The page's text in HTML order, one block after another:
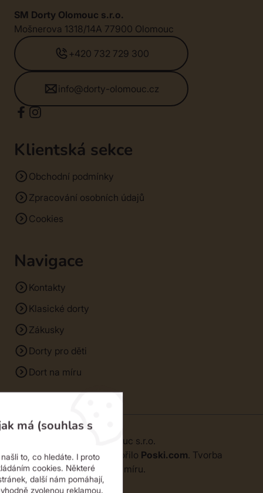
SM Dorty Olomouc s.r.o.
Mošnerova 1318/14A 77900 Olomouc
+420 732 729 300
info@dorty-olomouc.cz
Klientská sekce
Obchodní podmínky
Zpracování osobních údajů
Cookies
Navigace
Kontakty
Klasické dorty
Zákusky
Dorty pro děti
Dort na míru
© 2026 | SM Dorty Olomouc s.r.o.
Webové stránkyvytvořilo Poski.com. Tvorba
webových stránek
na míru.
má (souhlas s
to, co hledáte. I proto
cookies. Některé
další nám pomáhají,
zvolenou reklamou.